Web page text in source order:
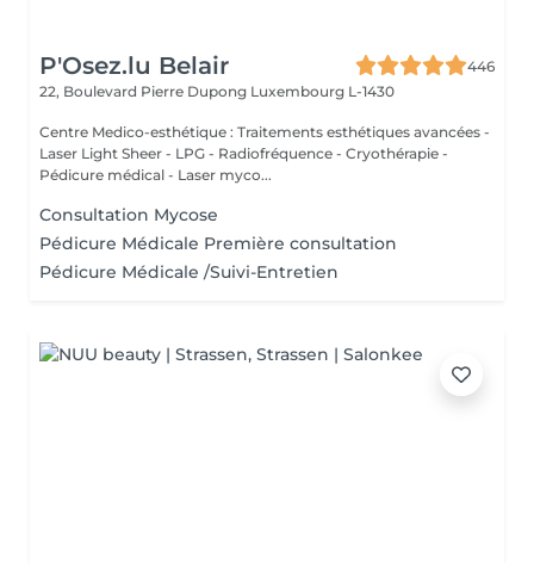
P'Osez.lu Belair
446
22, Boulevard Pierre Dupong Luxembourg L-1430
Centre Medico-esthétique : Traitements esthétiques avancées -
Laser Light Sheer - LPG - Radiofréquence - Cryothérapie -
Pédicure médical - Laser myco...
Consultation Mycose
Pédicure Médicale Première consultation
Pédicure Médicale /Suivi-Entretien